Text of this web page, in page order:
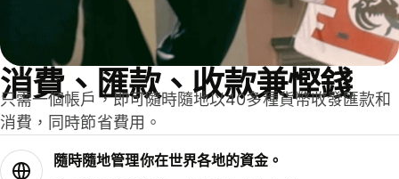
消費、匯款、收款兼慳錢
只需一個帳戶，即可隨時隨地以40多種貨幣收發匯款和
消費，同時節省費用。
隨時隨地管理你在世界各地的資金。